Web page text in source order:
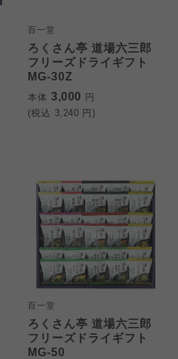
百一堂
ろくさん亭 道場六三郎
フリーズドライギフト
MG-30Z
本体 3,000 円
(税込 3,240 円)
百一堂
ろくさん亭 道場六三郎
フリーズドライギフト
MG-50